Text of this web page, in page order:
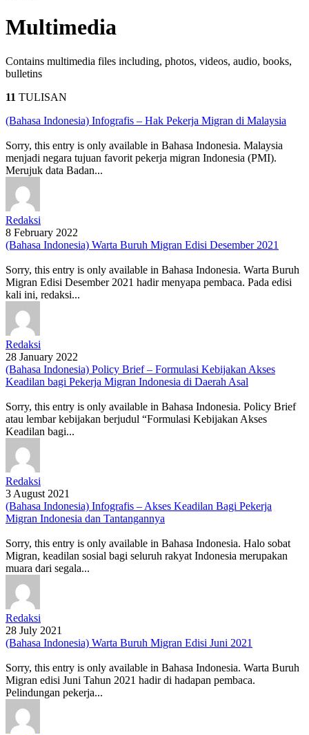
Multimedia
Contains multimedia files including, photos, videos, audio, books,
bulletins
11 TULISAN
(Bahasa Indonesia) Infografis – Hak Pekerja Migran di Malaysia
Sorry, this entry is only available in Bahasa Indonesia. Malaysia
menjadi negara tujuan favorit pekerja migran Indonesia (PMI).
Merujuk data Badan...
Redaksi
8 February 2022
(Bahasa Indonesia) Warta Buruh Migran Edisi Desember 2021
Sorry, this entry is only available in Bahasa Indonesia. Warta Buruh
Migran Edisi Desember 2021 hadir menyapa pembaca. Pada edisi
kali ini, redaksi...
Redaksi
28 January 2022
(Bahasa Indonesia) Policy Brief – Formulasi Kebijakan Akses
Keadilan bagi Pekerja Migran Indonesia di Daerah Asal
Sorry, this entry is only available in Bahasa Indonesia. Policy Brief
atau lembar kebijakan berjudul “Formulasi Kebijakan Akses
Keadilan bagi...
Redaksi
3 August 2021
(Bahasa Indonesia) Infografis – Akses Keadilan Bagi Pekerja
Migran Indonesia dan Tantangannya
Sorry, this entry is only available in Bahasa Indonesia. Halo sobat
Migran, keadilan sosial bagi seluruh rakyat Indonesia merupakan
muara dari segala...
Redaksi
28 July 2021
(Bahasa Indonesia) Warta Buruh Migran Edisi Juni 2021
Sorry, this entry is only available in Bahasa Indonesia. Warta Buruh
Migran edisi Juni Tahun 2021 hadir di hadapan pembaca.
Pelindungan pekerja...